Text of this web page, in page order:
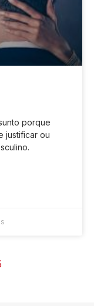
porque
justificar ou